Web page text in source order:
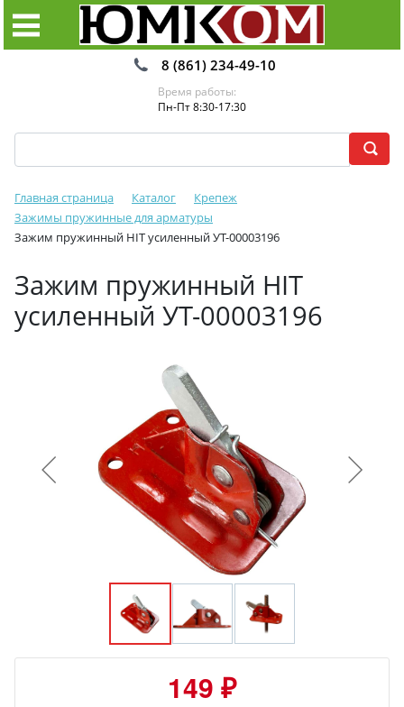
8 (861) 234-49-10
Время работы:
Пн-Пт 8:30-17:30
Главная страница Каталог
Крепеж
Зажимы пружинные для арматуры
Зажим пружинный HIT усиленный УТ-00003196
Зажим пружинный HIT
усиленный УТ-00003196
149 ₽